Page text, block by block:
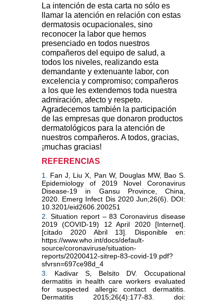
La intención de esta carta no sólo es
llamar la atención en relación con estas
dermatosis ocupacionales, sino
reconocer la labor que hemos
presenciado en todos nuestros
compañeros del equipo de salud, a
todos los niveles, realizando esta
demandante y extenuante labor, con
excelencia y compromiso; compañeros
a los que les extendemos toda nuestra
admiración, afecto y respeto.
Agradecemos también la participación
de las empresas que donaron productos
dermatológicos para la atención de
nuestros compañeros. A todos, gracias,
¡muchas gracias!
REFERENCIAS
1.
Fan J, Liu X, Pan W, Douglas MW, Bao S.
Epidemiology of 2019 Novel Coronavirus
Disease-19 in Gansu Province, China,
2020. Emerg Infect Dis 2020 Jun;26(6). DOI:
10.3201/eid2606.200251
2.
Situation report – 83 Coronavirus disease
2019 (COVID-19) 12 April 2020 [Internet].
[citado 2020 Abril 13]. Disponible en:
https://www.who.int/docs/default-
source/coronaviruse/situation-
reports/20200412-sitrep-83-covid-19.pdf?
sfvrsn=697ce98d_4
3.
Kadivar S, Belsito DV. Occupational
dermatitis in health care workers evaluated
for suspected allergic contact dermatitis.
Dermatitis 2015;26(4):177-83. doi: